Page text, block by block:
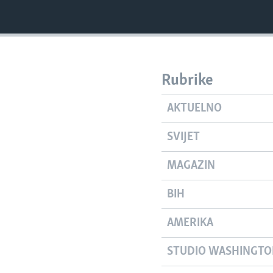
Rubrike
AKTUELNO
SVIJET
MAGAZIN
BIH
AMERIKA
STUDIO